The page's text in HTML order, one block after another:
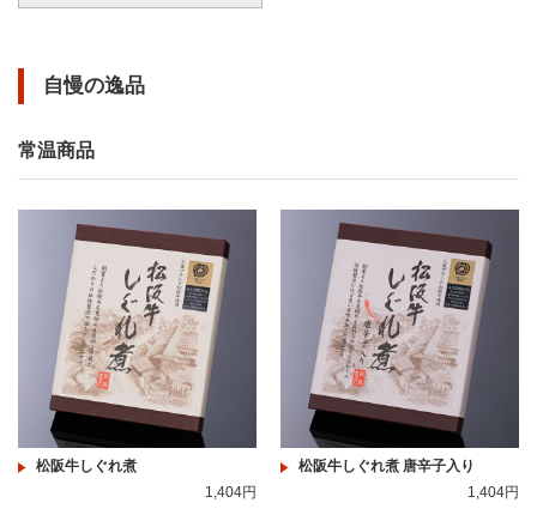
自慢の逸品
常温商品
松阪牛しぐれ煮
1,404円
松阪牛しぐれ煮 唐辛子入り
1,404円